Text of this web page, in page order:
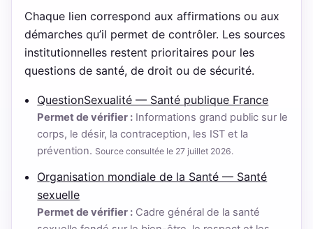
Chaque lien correspond aux affirmations ou aux
démarches qu’il permet de contrôler. Les sources
institutionnelles restent prioritaires pour les
questions de santé, de droit ou de sécurité.
QuestionSexualité — Santé publique France
Permet de vérifier : Informations grand public sur le
corps, le désir, la contraception, les IST et la
prévention. Source consultée le 27 juillet 2026.
Organisation mondiale de la Santé — Santé
sexuelle
Permet de vérifier : Cadre général de la santé